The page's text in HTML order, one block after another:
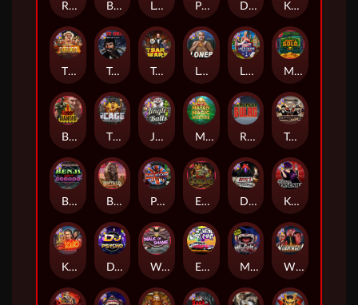
Kill Em All
Blood Diamond
Tsar Wars
Munchies
Loner
Tombstone No Mercy
Kiss My Chainsaw
Rock Bottom
The Cage
Bounty Hunters xNudge®
Land of the Free Monkey's Gold xPays
Benji Killed in Vegas Devil's Crossroad
Dragon Tribe
Evil Goblins xBomb
Mayan Magic Wildfire
Possessed
Legion X
DJ Psycho
Buffalo Hunter Punk Rocker
East Coast Vs West Coast Whacked
Jingle Balls
Walk of Shame
True Grit Redemption
Remember Gulag
Karen Maneater
The Border